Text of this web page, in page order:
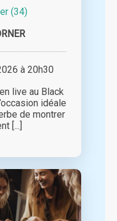
(34)
à 20h30
live au Black
idéale
de montrer
[...]